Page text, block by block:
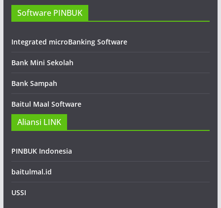
Software PINBUK
Integrated microBanking Software
Bank Mini Sekolah
Bank Sampah
Baitul Maal Software
Aliansi LINK
PINBUK Indonesia
baitulmal.id
USSI